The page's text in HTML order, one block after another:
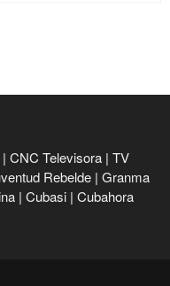
| CNC Televisora | TV
Rebelde | Granma
| Cubasi | Cubahora